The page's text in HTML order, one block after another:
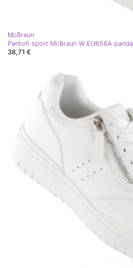
McBraun
Pantofi sport McBraun W EU656A panda
38,71 €